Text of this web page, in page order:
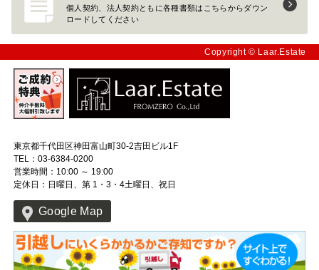
個人契約、法人契約ともに各種書類はこちらからダウン
ロードしてください
Copyright © Laar.Estate
東京都千代田区神田富山町30-2吉田ビル1F
TEL：03-6384-0200
営業時間：10:00 ～ 19:00
定休日：日曜日、第 1・3・4土曜日、祝日
Google Map